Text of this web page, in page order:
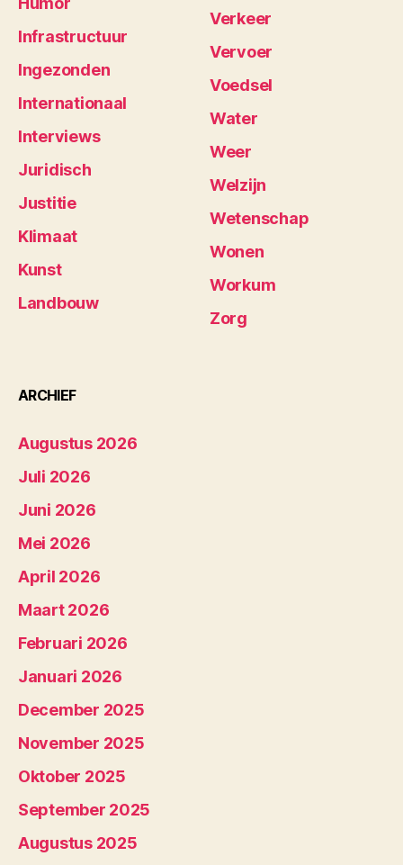
Infrastructuur
Ingezonden
Internationaal
Interviews
Juridisch
Justitie
Klimaat
Kunst
Landbouw
Verkeer
Vervoer
Voedsel
Water
Weer
Welzijn
Wetenschap
Wonen
Workum
Zorg
ARCHIEF
Augustus 2026
Juli 2026
Juni 2026
Mei 2026
April 2026
Maart 2026
Februari 2026
Januari 2026
December 2025
November 2025
Oktober 2025
September 2025
Augustus 2025